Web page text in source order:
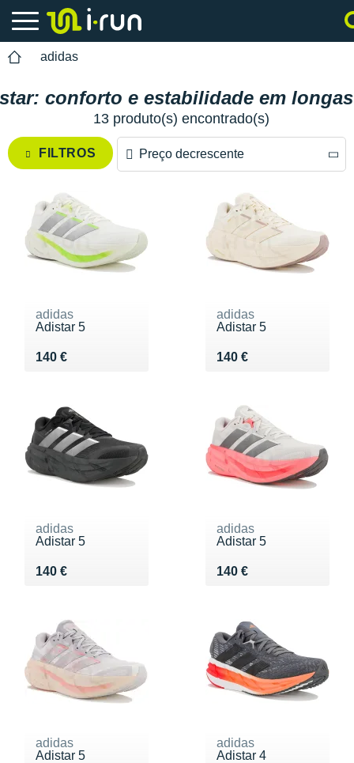
adidas
conforto e estabilidade em
13 produto(s) encontrado(s)
FILTROS Preço decrescente
Preço crescente
adidas
Adistar 5
140 €
Vendu 140 €
adidas
Adistar 5
140 €
Vendu 140 €
adidas
Adistar 5
140 €
Vendu 140 €
adidas
Adistar 5
140 €
Vendu 140 €
adidas
Adistar 5
adidas
Adistar 4